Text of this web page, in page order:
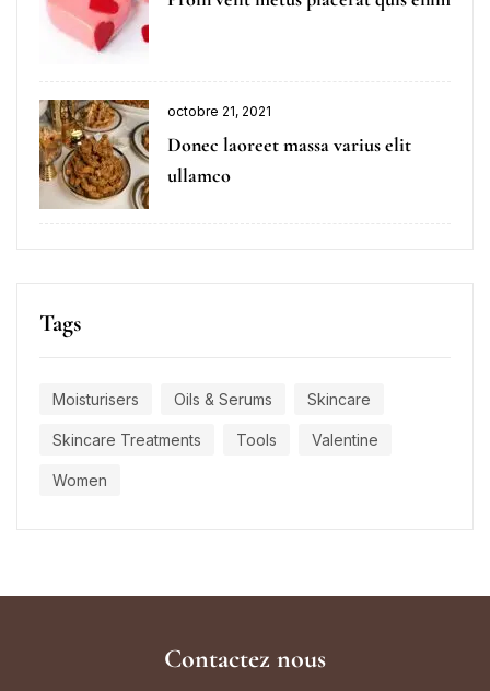
octobre 21, 2021
Donec laoreet massa varius elit
ullamco
Tags
Moisturisers Oils & Serums Skincare
Skincare Treatments Tools Valentine
Women
Contactez nous